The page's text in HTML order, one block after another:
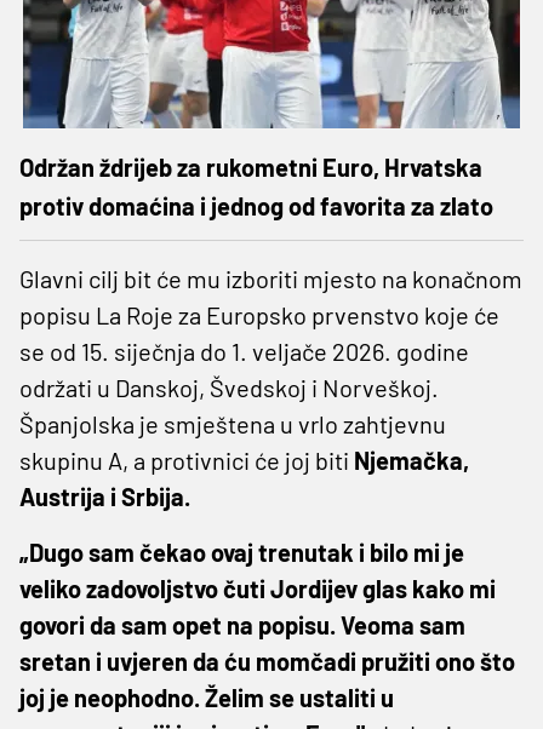
Održan ždrijeb za rukometni Euro, Hrvatska
protiv domaćina i jednog od favorita za zlato
Glavni cilj bit će mu izboriti mjesto na konačnom
popisu La Roje za Europsko prvenstvo koje će
se od 15. siječnja do 1. veljače 2026. godine
održati u Danskoj, Švedskoj i Norveškoj.
Španjolska je smještena u vrlo zahtjevnu
skupinu A, a protivnici će joj biti Njemačka,
Austrija i Srbija.
„Dugo sam čekao ovaj trenutak i bilo mi je
veliko zadovoljstvo čuti Jordijev glas kako mi
govori da sam opet na popisu. Veoma sam
sretan i uvjeren da ću momčadi pružiti ono što
joj je neophodno. Želim se ustaliti u